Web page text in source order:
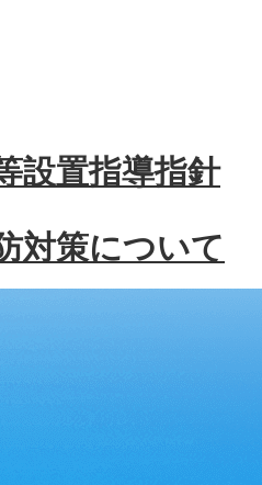
設置指導指針
対策について